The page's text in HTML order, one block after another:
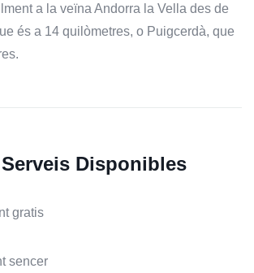
a la veïna Andorra la Vella des de
és a 14 quilòmetres, o Puigcerdà, que
Disponibles
gratis
sencer